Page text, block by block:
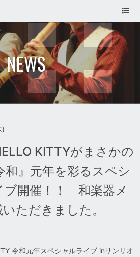
NEWS
)
KITTYがまさかの
和』元年を彩るスペシ
ブ開催！！ 和楽器メ
ただきました。
令和元年スペシャルライブ inサンリオ